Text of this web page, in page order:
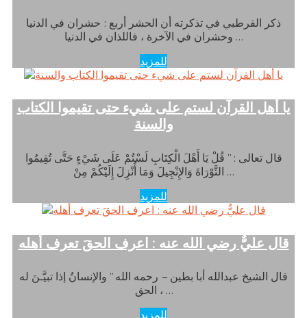
ذكر القرطبي في تذكرته أن الحشر أربع : حشران في الدنيا
وحشران في الآخرة ، فاللذان في الدنيا …
للمزيد
يا أهل القرآن لستم على شيء حتى تقيموا الكتاب
والسنة
قال تعالى : ” قُلْ يَا أَهْلَ الْكِتَابِ لَسْتُمْ عَلَى شَيْءٍ حَتَّى تُقِيمُوا
التَّوْرَاةَ وَالإِنْجِيلَ وَمَا أُنْزِلَ إِلَيْكُمْ مِنْ …
للمزيد
قال عليٌّ رضي الله عنه : اعرف الحقَ تعرف أهله
قال الشيخ عبدالله أبا بطين – رحمه الله ” والإنسانُ إذا تبيَّـنَ له
الحق ، …
للمزيد